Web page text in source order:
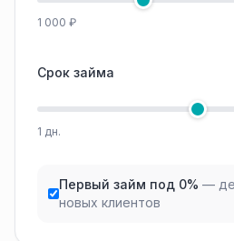
1 000 ₽
Срок займа
1 дн.
Первый займ под 0% —
новых клиентов